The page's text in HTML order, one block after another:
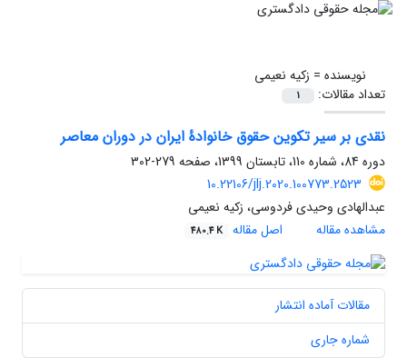
نویسنده = زکیه نعیمی
تعداد مقالات:
1
نقدی بر سیر تکوین حقوق خانوادۀ ایران در دوران معاصر
دوره 84، شماره 110، تابستان 1399، صفحه
279-302
10.22106/jlj.2020.100773.2523
عبدالهادی وحیدی فردوسی، زکیه نعیمی
مشاهده مقاله
اصل مقاله 480.4 K
مقالات آماده انتشار
شماره جاری